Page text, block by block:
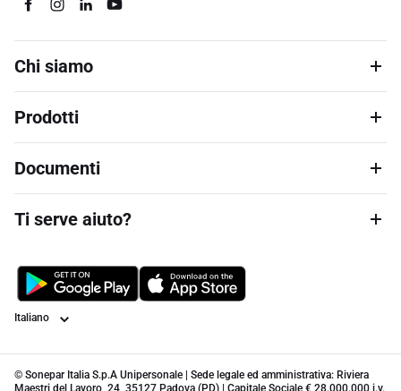
Chi siamo
Prodotti
Documenti
Ti serve aiuto?
Lingua
© Sonepar Italia S.p.A Unipersonale | Sede legale ed amministrativa: Riviera
Maestri del Lavoro, 24, 35127 Padova (PD) | Capitale Sociale € 28.000.000 i.v.